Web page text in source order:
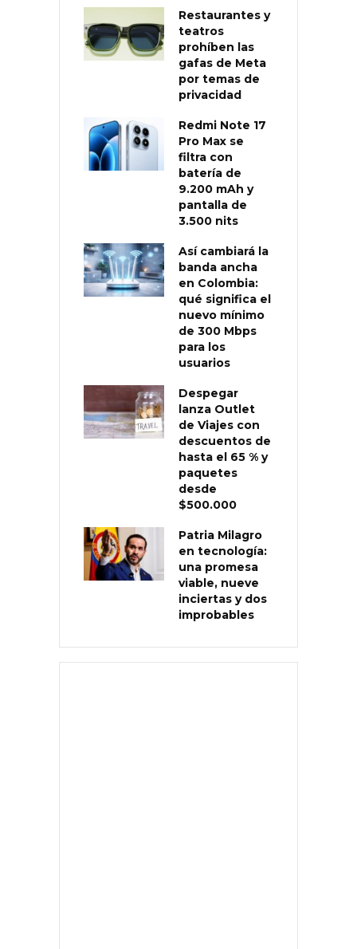
Restaurantes y
teatros
prohíben las
gafas de Meta
por temas de
privacidad
Redmi Note 17
Pro Max se
filtra con
batería de
9.200 mAh y
pantalla de
3.500 nits
Así cambiará la
banda ancha
en Colombia:
qué significa el
nuevo mínimo
de 300 Mbps
para los
usuarios
Despegar
lanza Outlet
de Viajes con
descuentos de
hasta el 65 % y
paquetes
desde
$500.000
Patria Milagro
en tecnología:
una promesa
viable, nueve
inciertas y dos
improbables